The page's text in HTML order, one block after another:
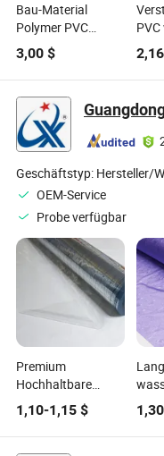
Bau-Material
Polymer PVC
Abdichtungsbahn
für Tunnel, Keller,
Dach
3,00 $
Rolle
2,16
Geschäftstyp: Hersteller/
OEM-Service
Probe verfügbar
Premium
Hochhaltbare
Weiche Klare PVC
Wasserdichte
Verpackungsrolle
1,10-1,15 $ 1,30